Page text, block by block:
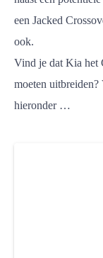
een Jacked
ook.
Vind je dat Kia het
moeten uitbreiden?
hieronder …